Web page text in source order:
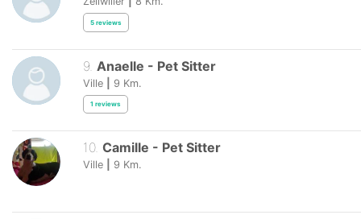
5 reviews
9 Anaelle - Pet Sitter
Ville 9 Km.
1 reviews
10. Camille - Pet Sitter
Ville 9 Km.